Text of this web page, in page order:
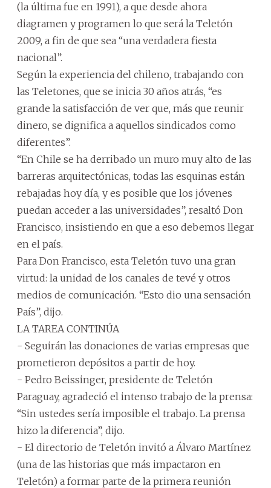
(la última fue en 1991), a que desde ahora
diagramen y programen lo que será la Teletón
2009, a fin de que sea “una verdadera fiesta
nacional”.
Según la experiencia del chileno, trabajando con
las Teletones, que se inicia 30 años atrás, “es
grande la satisfacción de ver que, más que reunir
dinero, se dignifica a aquellos sindicados como
diferentes”.
“En Chile se ha derribado un muro muy alto de las
barreras arquitectónicas, todas las esquinas están
rebajadas hoy día, y es posible que los jóvenes
puedan acceder a las universidades”, resaltó Don
Francisco, insistiendo en que a eso debemos llegar
en el país.
Para Don Francisco, esta Teletón tuvo una gran
virtud: la unidad de los canales de tevé y otros
medios de comunicación. “Esto dio una sensación
País”, dijo.
LA TAREA CONTINÚA
- Seguirán las donaciones de varias empresas que
prometieron depósitos a partir de hoy.
- Pedro Beissinger, presidente de Teletón
Paraguay, agradeció el intenso trabajo de la prensa:
“Sin ustedes sería imposible el trabajo. La prensa
hizo la diferencia”, dijo.
- El directorio de Teletón invitó a Álvaro Martínez
(una de las historias que más impactaron en
Teletón) a formar parte de la primera reunión